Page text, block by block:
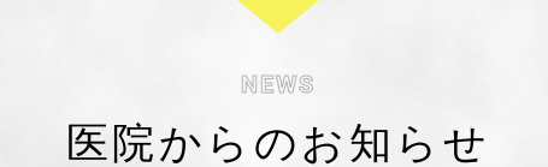
NEWS
医院からのお知らせ